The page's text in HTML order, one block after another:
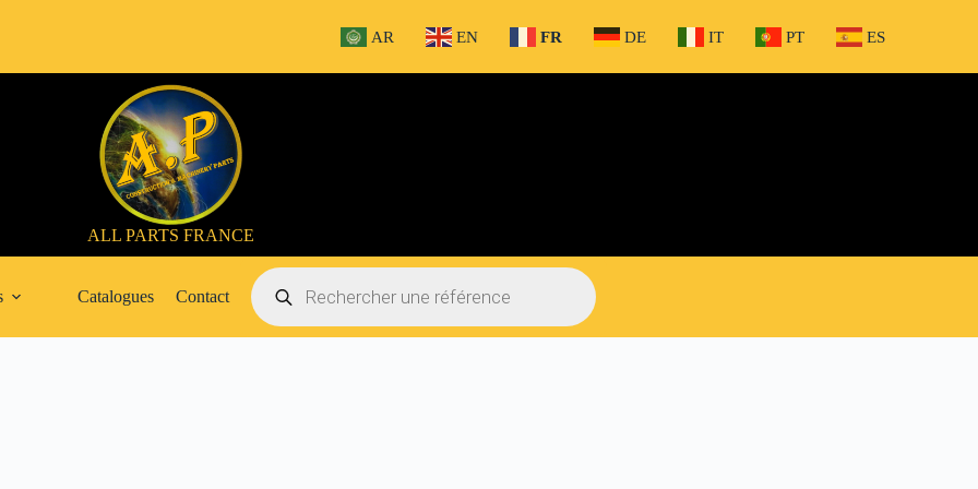
AR EN FR DE IT PT ES
ALL PARTS FRANCE
Catalogues Contact
Recherche
de
produits